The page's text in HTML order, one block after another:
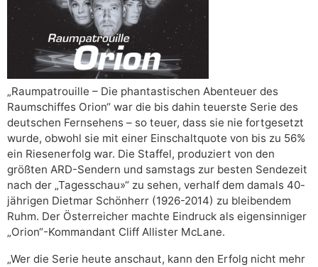
„Raumpatrouille – Die phantastischen Abenteuer des
Raumschiffes Orion“ war die bis dahin teuerste Serie des
deutschen Fernsehens – so teuer, dass sie nie fortgesetzt
wurde, obwohl sie mit einer Einschaltquote von bis zu 56%
ein Riesenerfolg war. Die Staffel, produziert von den
größten ARD-Sendern und samstags zur besten Sendezeit
nach der „Tagesschau»“ zu sehen, verhalf dem damals 40-
jährigen Dietmar Schönherr (1926-2014) zu bleibendem
Ruhm. Der Österreicher machte Eindruck als eigensinniger
„Orion“-Kommandant Cliff Allister McLane.
„Wer die Serie heute anschaut, kann den Erfolg nicht mehr